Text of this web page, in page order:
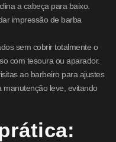
a cabeça para baixo.
impressão de barba
sem cobrir totalmente o
com tesoura ou aparador.
ao barbeiro para ajustes
leve, evitando